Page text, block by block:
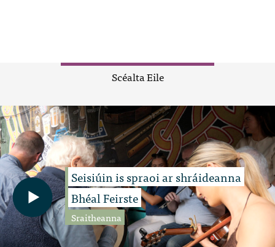
Scéalta Eile
Seisiúin is spraoi ar shráideanna
Bhéal Feirste
Sraitheanna